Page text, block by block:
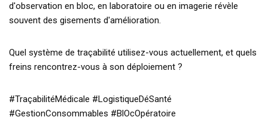
d'observation en bloc, en laboratoire ou en imagerie révèle
souvent des gisements d'amélioration.
Quel système de traçabilité utilisez-vous actuellement, et quels
freins rencontrez-vous à son déploiement ?
#TraçabilitéMédicale #LogistiqueDéSanté
#GestionConsommables #BlOcOpératoire